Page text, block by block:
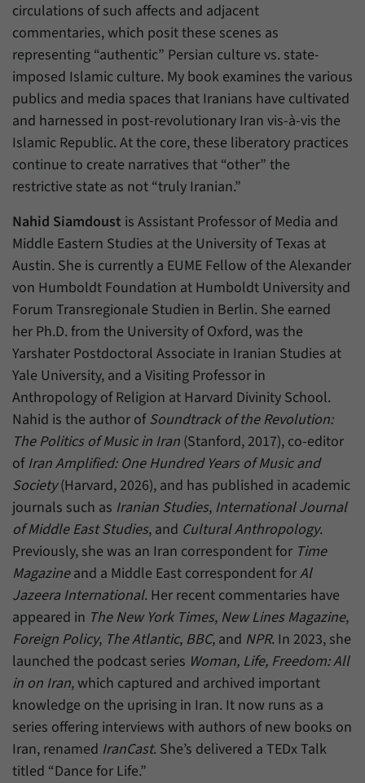
circulations of such affects and adjacent
commentaries, which posit these scenes as
representing “authentic” Persian culture vs. state-
imposed Islamic culture. My book examines the various
publics and media spaces that Iranians have cultivated
and harnessed in post-revolutionary Iran vis-à-vis the
Islamic Republic. At the core, these liberatory practices
continue to create narratives that “other” the
restrictive state as not “truly Iranian.”
Nahid Siamdoust is Assistant Professor of Media and
Middle Eastern Studies at the University of Texas at
Austin. She is currently a EUME Fellow of the Alexander
von Humboldt Foundation at Humboldt University and
Forum Transregionale Studien in Berlin. She earned
her Ph.D. from the University of Oxford, was the
Yarshater Postdoctoral Associate in Iranian Studies at
Yale University, and a Visiting Professor in
Anthropology of Religion at Harvard Divinity School.
Nahid is the author ofSoundtrack of the Revolution:
The Politics of Music in Iran (Stanford, 2017), co-editor
of Iran Amplified: One Hundred Years of Music and
Society(Harvard, 2026), and has published in academic
journals such as Iranian Studies, International Journal
of Middle East Studies, and Cultural Anthropology.
Previously, she was an Iran correspondent for Time
Magazineand a Middle East correspondent forAl
Jazeera International. Her recent commentaries have
appeared in The New York Times, New Lines Magazine,
Foreign Policy, The Atlantic, BBC, and NPR. In 2023, she
launched the podcast series Woman, Life, Freedom: All
in on Iran, which captured and archived important
knowledge on the uprising in Iran. It now runs as a
series offering interviews with authors of new books on
Iran, renamed IranCast. She’s delivered a TEDx Talk
titled “Dance for Life.”